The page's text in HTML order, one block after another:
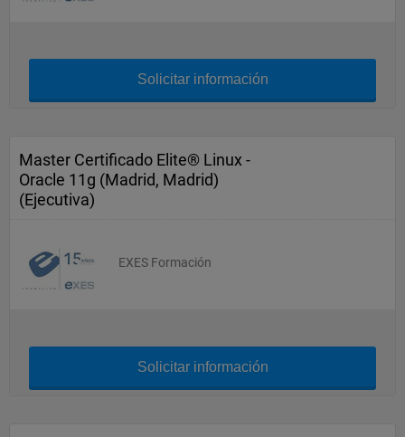
Solicitar información
Master Certificado Elite® Linux -
Oracle 11g (Madrid, Madrid)
(Ejecutiva)
EXES Formación
Solicitar información